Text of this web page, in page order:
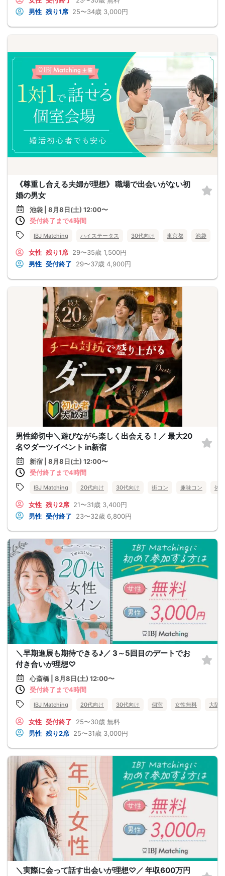
男性 残り1席 25〜34歳 3,000円
《尊重し合える夫婦が理想》 職場で出会いがない初
婚の男女
池袋 | 8月8日(土) 12:00〜
受付終了まで4時間
IBJ Matching ハイステータス 30代向け 東京都 池袋
女性 残り1席 29〜35歳 1,500円
男性 受付終了 29〜37歳 4,900円
男性締切中＼遊びながら楽しく出会える！／ 最大20
名♡ダーツイベント in新宿
新宿 | 8月8日(土) 12:00〜
受付終了まで4時間
IBJ Matching 20代向け 30代向け 街コン 趣味コン 体
女性 残り2席 21〜31歳 3,400円
男性 受付終了 23〜32歳 6,800円
＼早期進展も期待できる♪／ 3～5回目のデートでお
付き合いが理想♡
心斎橋 | 8月8日(土) 12:00〜
受付終了まで4時間
IBJ Matching 20代向け 30代向け 個室 女性無料 大阪府
女性 受付終了 25〜30歳 無料
男性 残り2席 25〜31歳 3,000円
＼実際に会って話す出会いが理想♡／ 年収600万円